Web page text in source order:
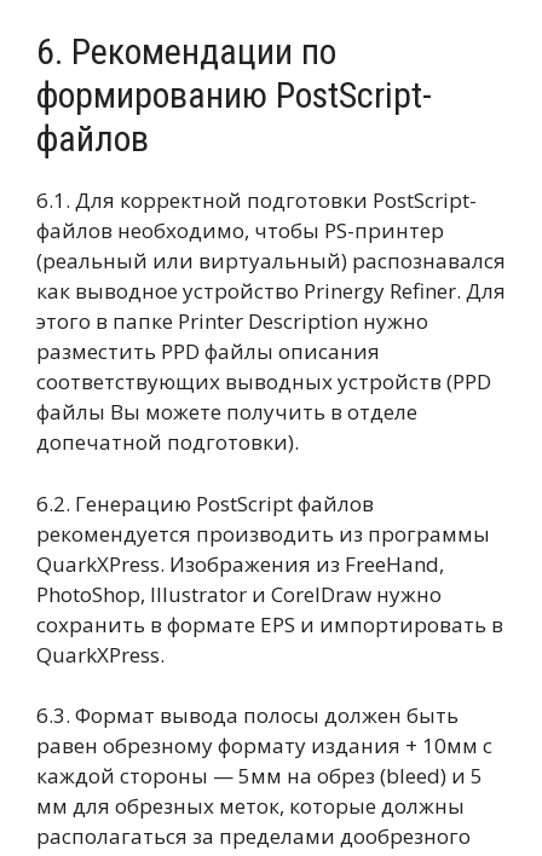
6. Рекомендации по
формированию PostScript-
файлов
6.1. Для корректной подготовки PostScript-
файлов необходимо, чтобы PS-принтер
(реальный или виртуальный) распознавался
как выводное устройство Prinergy Refiner. Для
этого в папке Printer Description нужно
разместить PPD файлы описания
соответствующих выводных устройств (PPD
файлы Вы можете получить в отделе
допечатной подготовки).
6.2. Генерацию PostScript файлов
рекомендуется производить из программы
QuarkXPress. Изображения из FreeHand,
PhotoShop, Illustrator и CorelDraw нужно
сохранить в формате EPS и импортировать в
QuarkXPress.
6.3. Формат вывода полосы должен быть
равен обрезному формату издания + 10мм с
каждой стороны — 5мм на обрез (bleed) и 5
мм для обрезных меток, которые должны
располагаться за пределами дообрезного